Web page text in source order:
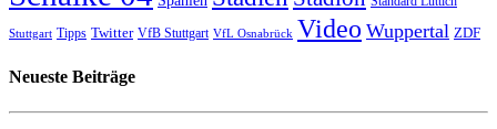
Stuttgart Tipps Twitter VfB Stuttgart VfL Osnabrück Video Wuppertal ZDF
Neueste Beiträge